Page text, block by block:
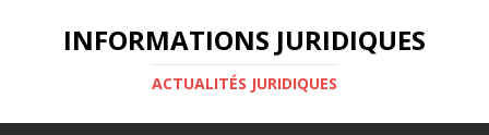
INFORMATIONS JURIDIQUES
ACTUALITÉS JURIDIQUES